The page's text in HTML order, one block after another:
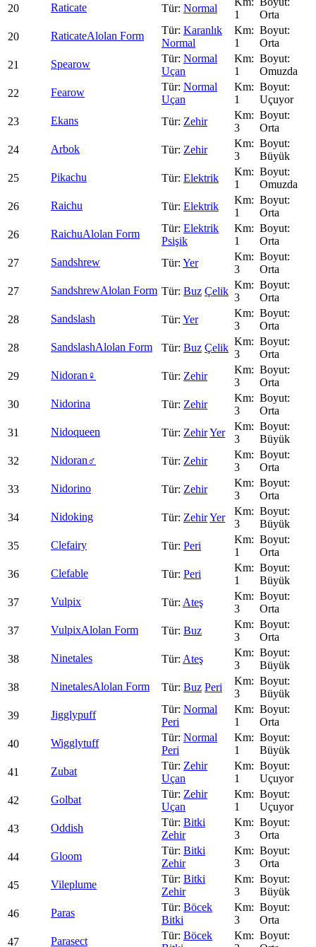
20
Raticate Normal
1
Orta
20
RaticateAlolan Form
Karanlık
Normal
1
Orta
21
Spearow
Normal
Uçan
1
Omuzda
22
Fearow
Normal
Uçan
1
Uçuyor
23
Ekans Zehir
3
Orta
24
Arbok Zehir
3
Büyük
25
Pikachu Elektrik
1
Omuzda
26
Raichu Elektrik
1
Orta
26
RaichuAlolan Form
Elektrik
Psişik
1
Orta
27
Sandshrew Yer
3
Orta
27
SandshrewAlolan Form Buz Çelik
3
Orta
28
Sandslash Yer
3
Orta
28
SandslashAlolan Form Buz Çelik
3
Orta
29
Nidoran♀ Zehir
3
Orta
30
Nidorina Zehir
3
Orta
31
Nidoqueen ZehirYer
3
Büyük
32
Nidoran♂ Zehir
3
Orta
33
Nidorino Zehir
3
Orta
34
Nidoking ZehirYer
3
Büyük
35
Clefairy Peri
1
Orta
36
Clefable Peri
1
Büyük
37
Vulpix Ateş
3
Orta
37
VulpixAlolan Form Buz
3
Orta
38
Ninetales Ateş
3
Büyük
38
NinetalesAlolan Form Buz Peri
3
Büyük
39
Jigglypuff
Normal
Peri
1
Orta
40
Wigglytuff
Normal
Peri
1
Büyük
41
Zubat
Zehir
Uçan
1
Uçuyor
42
Golbat
Zehir
Uçan
1
Uçuyor
43
Oddish
Bitki
Zehir
3
Orta
44
Gloom
Bitki
Zehir
3
Orta
45
Vileplume
Bitki
Zehir
3
Büyük
46
Paras
Böcek
Bitki
3
Orta
47
Parasect
Böcek